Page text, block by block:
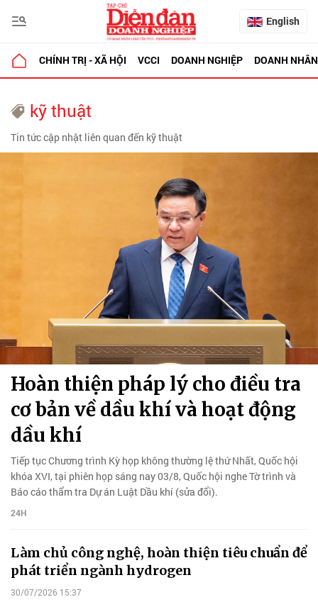
English
CHÍNH TRỊ - XÃ HỘI VCCI DOANH NGHIỆP DOANH NHÂN
kỹ thuật
Tin tức cập nhật liên quan đến kỹ thuật
Hoàn thiện pháp lý cho điều tra
cơ bản về dầu khí và hoạt động
dầu khí
Tiếp tục Chương trình Kỳ họp không thường lệ thứ Nhất, Quốc hội
khóa XVI, tại phiên họp sáng nay 03/8, Quốc hội nghe Tờ trình và
Báo cáo thẩm tra Dự án Luật Dầu khí (sửa đổi).
24H
Làm chủ công nghệ, hoàn thiện tiêu chuẩn để
phát triển ngành hydrogen
30/07/2026 15:37